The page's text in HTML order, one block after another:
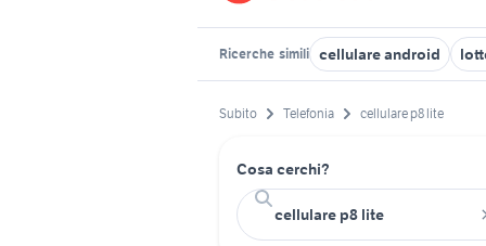
Ricerche simili cellulare android
Subito Telefonia cellulare p8 lite
Cosa cerchi?